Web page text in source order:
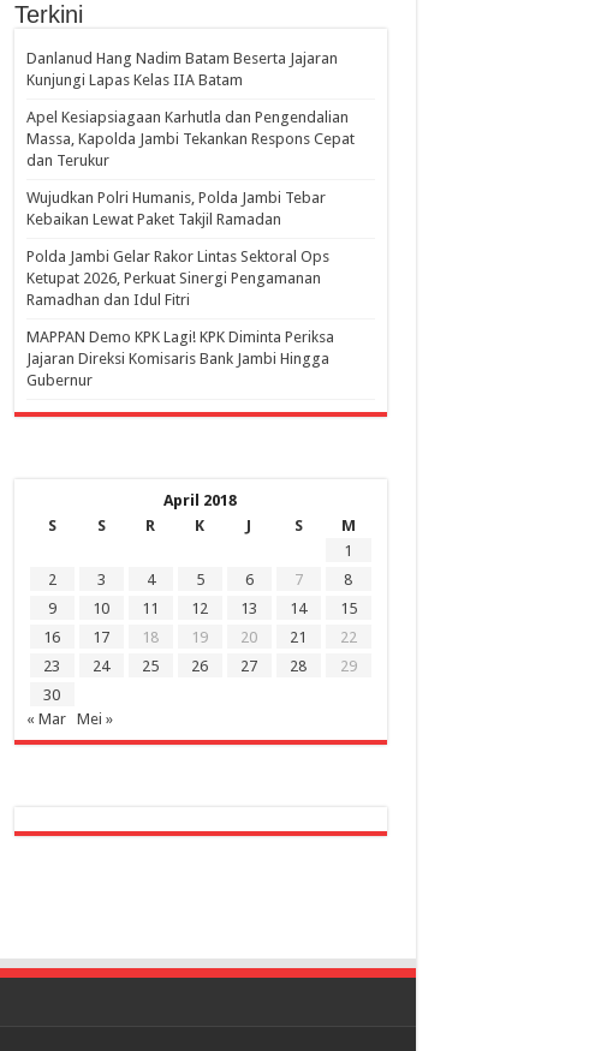
Terkini
Danlanud Hang Nadim Batam Beserta Jajaran
Kunjungi Lapas Kelas IIA Batam
Apel Kesiapsiagaan Karhutla dan Pengendalian
Massa, Kapolda Jambi Tekankan Respons Cepat
dan Terukur
Wujudkan Polri Humanis, Polda Jambi Tebar
Kebaikan Lewat Paket Takjil Ramadan
Polda Jambi Gelar Rakor Lintas Sektoral Ops
Ketupat 2026, Perkuat Sinergi Pengamanan
Ramadhan dan Idul Fitri
‎MAPPAN Demo KPK Lagi! KPK Diminta Periksa
Jajaran Direksi Komisaris Bank Jambi Hingga
Gubernur ‎
April 2018
S
S R K J S
M
1
2
3 4 5 6 7
8
9
10 11 12 13 14
15
16
17 18 19 20 21
22
23
24 25 26 27 28
29
30
« Mar
Mei »